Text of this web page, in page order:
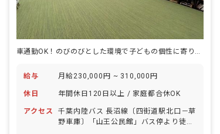
車通勤OK！のびのびとした環境で子どもの個性に寄り添う療育ができます！
給与 月給230,000円 ~ 310,000円
休日 年間休日120日以上 / 家庭都合休OK
アクセス
千葉内陸バス 長沼線〔四街道駅北口－草
野車庫〕「山王公民館」バス停より徒歩